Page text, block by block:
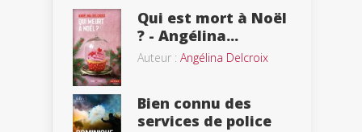
Qui est mort à Noël
? - Angélina...
Auteur : Angélina Delcroix
Bien connu des
services de police